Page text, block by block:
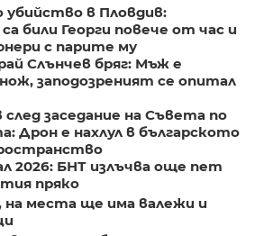
в Пловдив:
били Георги повече от час и
с парите му
Слънчев бряг: Мъж е
заподозреният се опитал
след заседание на Съвета по
Дрон е нахлул в българското
2026: БНТ излъчва още пет
пряко
на места ще има валежи и